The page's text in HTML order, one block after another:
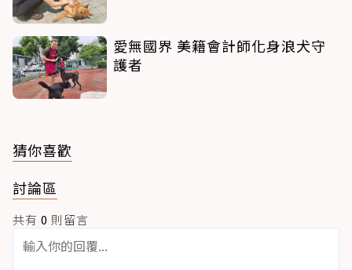
愛無國界 美籍會計師化身浪犬守
護者
猜你喜歡
討論區
共有 0 則留言